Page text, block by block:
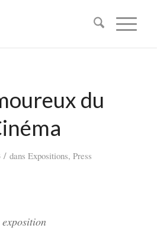
du
/ dansExpositions,Press
exposition